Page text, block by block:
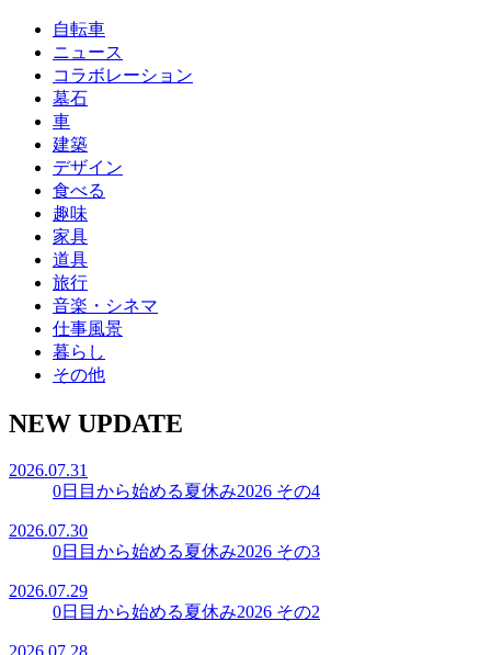
自転車
ニュース
コラボレーション
墓石
車
建築
デザイン
食べる
趣味
家具
道具
旅行
音楽・シネマ
仕事風景
暮らし
その他
NEW UPDATE
2026.07.31
0日目から始める夏休み2026 その4
2026.07.30
0日目から始める夏休み2026 その3
2026.07.29
0日目から始める夏休み2026 その2